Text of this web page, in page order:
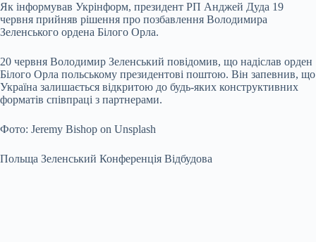
Як інформував Укрінформ, президент РП Анджей Дуда 19
червня прийняв рішення про позбавлення Володимира
Зеленського ордена Білого Орла.
20 червня Володимир Зеленський повідомив, що надіслав орден
Білого Орла польському президентові поштою. Він запевнив, що
Україна залишається відкритою до будь-яких конструктивних
форматів співпраці з партнерами.
Фото: Jeremy Bishop on Unsplash
Польща Зеленський Конференція Відбудова